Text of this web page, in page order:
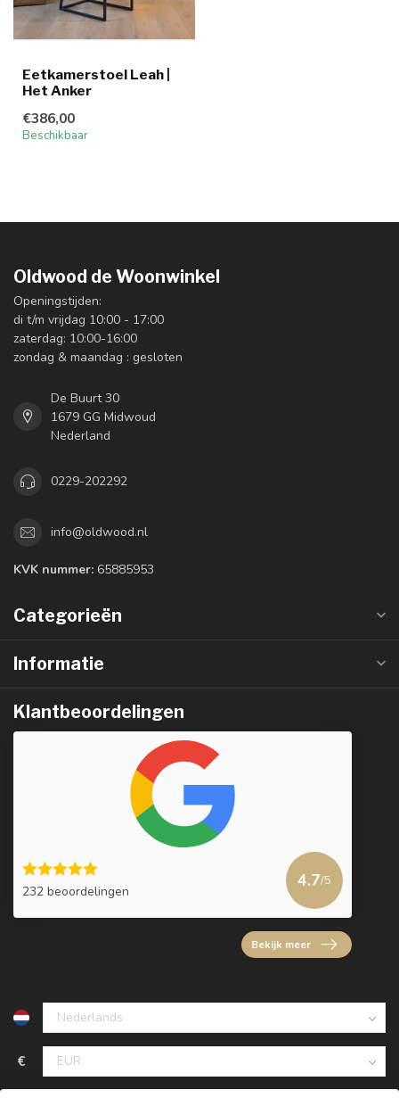
Eetkamerstoel Leah |
Het Anker
€386,00
Beschikbaar
Oldwood de Woonwinkel
Openingstijden:
di t/m vrijdag 10:00 - 17:00
zaterdag: 10:00-16:00
zondag & maandag : gesloten
De Buurt 30
1679 GG Midwoud
Nederland
0229-202292
info@oldwood.nl
KVK nummer: 65885953
Categorieën
Informatie
Klantbeoordelingen
232 beoordelingen
4.7/5
Bekijk meer
€